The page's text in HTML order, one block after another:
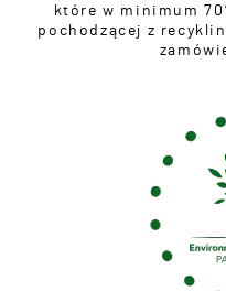
które w minimum
pochodzącej z